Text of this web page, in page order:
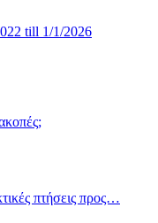
πτήσεις προς…